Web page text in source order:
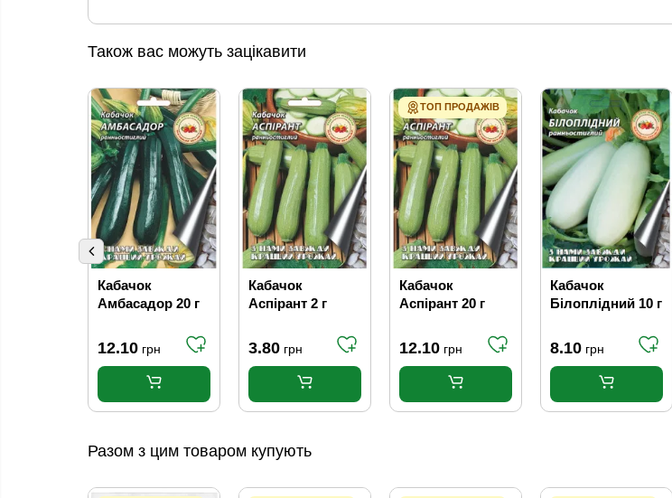
Також вас можуть зацікавити
Кабачок
Амбасадор 20 г
12.10 грн
Кабачок
Аспірант 2 г
3.80 грн
ТОП ПРОДАЖІВ
Кабачок
Аспірант 20 г
12.10 грн
Кабачок
Білоплідний 10 г
8.10 грн
Разом з цим товаром купують